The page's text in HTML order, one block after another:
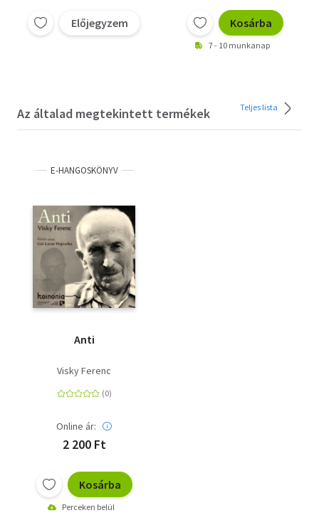
Előjegyzem Kosárba
7 - 10 munkanap
Az általad megtekintett termékek Teljes lista
E-HANGOSKÖNYV
Anti
Visky Ferenc
Online ár:
2 200 Ft
Kosárba
Perceken belül